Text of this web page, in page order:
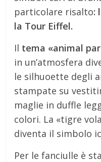
particolare risalto:
la Tour Eiffel.
Il tema «animal
in un’atmosfera
le silhuoette degli
stampate su
maglie in duffle
colori. La «tigre
diventa il simbolo
Per le fanciulle è